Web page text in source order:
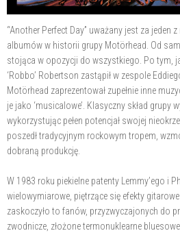
“Another Perfect Day” uważany jest za jeden
albumów w historii grupy Motörhead. Od
stojąca w opozycji do wszystkiego. Po tym,
‘Robbo’ Robertson zastąpił w zespole
Motörhead zaprezentował zupełnie inne
je jako ‘musicalowe’. Klasyczny skład grupy
wykorzystując pełen potencjał swojej
poszedł tradycyjnym rockowym tropem,
dobraną produkcję.
W 1983 roku piekielne patenty Lemmy’ego i
wielowymiarowe, piętrzące się efekty
zaskoczyło to fanów, przyzwyczajonych do
zwodnicze, złożone termonuklearne